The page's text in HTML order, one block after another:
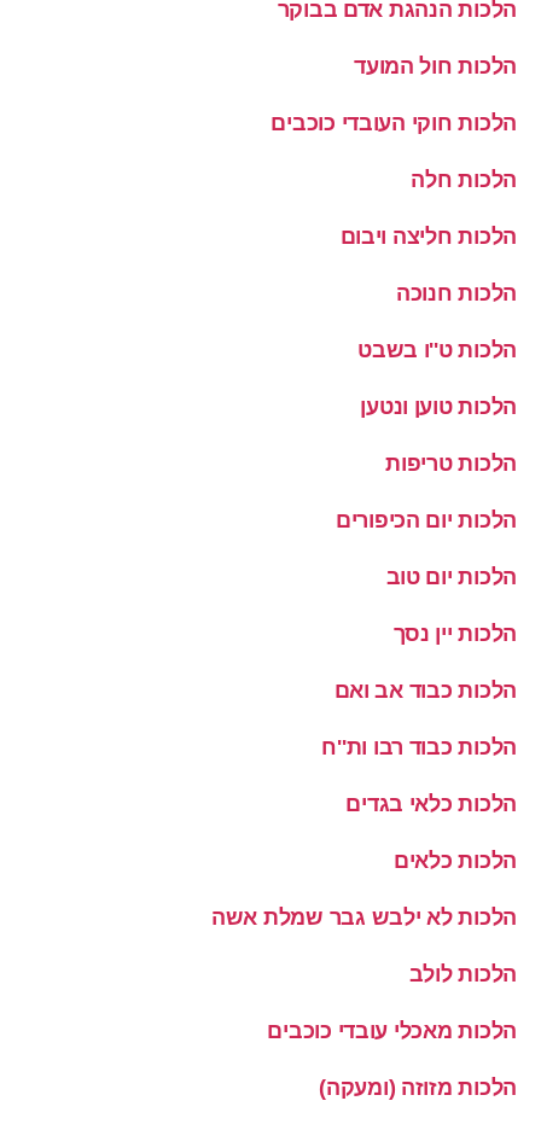
הלכות הנהגת אדם בבוקר
הלכות חול המועד
הלכות חוקי העובדי כוכבים
הלכות חלה
הלכות חליצה ויבום
הלכות חנוכה
הלכות ט''ו בשבט
הלכות טוען ונטען
הלכות טריפות
הלכות יום הכיפורים
הלכות יום טוב
הלכות יין נסך
הלכות כבוד אב ואם
הלכות כבוד רבו ות''ח
הלכות כלאי בגדים
הלכות כלאים
הלכות לא ילבש גבר שמלת אשה
הלכות לולב
הלכות מאכלי עובדי כוכבים
הלכות מזוזה (ומעקה)